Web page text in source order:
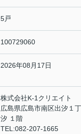
5戸
100729060
2026年08月17日
株式会社K-1クリエイト
広島県広島市南区出汐１
汐 １階
TEL:082-207-1665